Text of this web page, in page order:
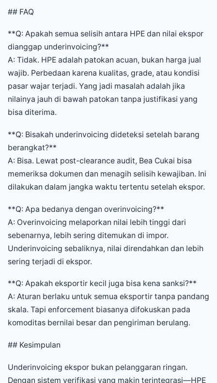
## FAQ
**Q: Apakah semua selisih antara HPE dan nilai ekspor
dianggap underinvoicing?**
A: Tidak. HPE adalah patokan acuan, bukan harga jual
wajib. Perbedaan karena kualitas, grade, atau kondisi
pasar wajar terjadi. Yang jadi masalah adalah jika
nilainya jauh di bawah patokan tanpa justifikasi yang
bisa diterima.
**Q: Bisakah underinvoicing dideteksi setelah barang
berangkat?**
A: Bisa. Lewat post-clearance audit, Bea Cukai bisa
memeriksa dokumen dan menagih selisih kewajiban. Ini
dilakukan dalam jangka waktu tertentu setelah ekspor.
**Q: Apa bedanya dengan overinvoicing?**
A: Overinvoicing melaporkan nilai lebih tinggi dari
sebenarnya, lebih sering ditemukan di impor.
Underinvoicing sebaliknya, nilai direndahkan dan lebih
sering terjadi di ekspor.
**Q: Apakah eksportir kecil juga bisa kena sanksi?**
A: Aturan berlaku untuk semua eksportir tanpa pandang
skala. Tapi enforcement biasanya difokuskan pada
komoditas bernilai besar dan pengiriman berulang.
## Kesimpulan
Underinvoicing ekspor bukan pelanggaran ringan.
Dengan sistem verifikasi yang makin terintegrasi—HPE